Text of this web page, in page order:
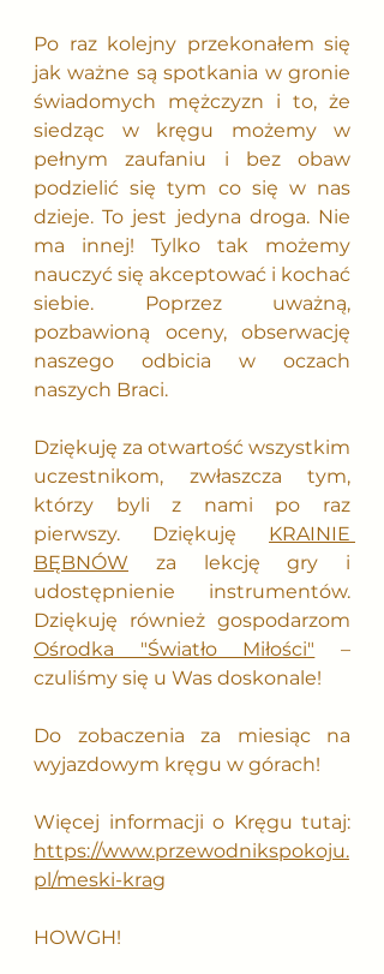
Po raz kolejny przekonałem się
jak ważne są spotkania w gronie
świadomych mężczyzn i to, że
siedząc w kręgu możemy w
pełnym zaufaniu i bez obaw
podzielić się tym co się w nas
dzieje. To jest jedyna droga. Nie
ma innej! Tylko tak możemy
nauczyć się akceptować i kochać
siebie. Poprzez uważną,
pozbawioną oceny, obserwację
naszego odbicia w oczach
naszych Braci.
Dziękuję za otwartość wszystkim
uczestnikom, zwłaszcza tym,
którzy byli z nami po raz
pierwszy. Dziękuję KRAINIE
BĘBNÓW za lekcję gry i
udostępnienie instrumentów.
Ośrodka "Światło Miłości" –
czuliśmy się u Was doskonale!
Do zobaczenia za miesiąc na
wyjazdowym kręgu w górach!
https://www.przewodnikspokoju.
pl/meski-krag
HOWGH!